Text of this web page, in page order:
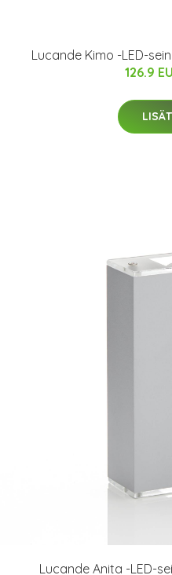
Lucande Kimo -LED-
126.9
Lucande Anita -LED-